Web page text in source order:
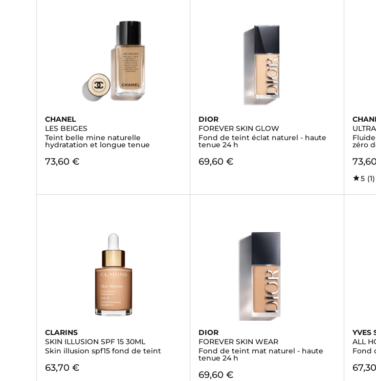
CHANEL
LES BEIGES
Teint belle mine naturelle
hydratation et longue tenue
73,60 €
DIOR
FOREVER SKIN GLOW
Fond de teint éclat naturel - haute
tenue 24 h
69,60 €
zéro
5 (1)
CLARINS
SKIN ILLUSION SPF 15 30ML
Skin illusion spf15 fond de teint
63,70 €
DIOR
FOREVER SKIN WEAR
Fond de teint mat naturel - haute
tenue 24 h
69,60 €
YVES
ALL
Fond